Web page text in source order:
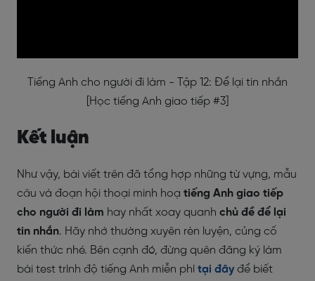
Tiếng Anh cho người đi làm - Tập 12: Để lại tin nhắn
[Học tiếng Anh giao tiếp #3]
Kết luận
Như vậy, bài viết trên đã tổng hợp những từ vựng, mẫu
câu và đoạn hội thoại minh hoạ tiếng Anh giao tiếp
cho người đi làm hay nhất xoay quanh chủ đề để lại
tin nhắn. Hãy nhớ thường xuyên rèn luyện, củng cố
kiến thức nhé. Bên cạnh đó, đừng quên đăng ký làm
bài test trình độ tiếng Anh miễn phí tại đây để biết